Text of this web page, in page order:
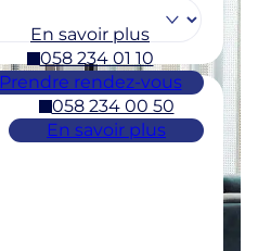
En savoir plus
058 234 01 10
Prendre rendez-vous
058 234 00 50
En savoir plus